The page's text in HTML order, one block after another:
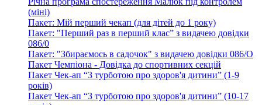
(міні)
Пакет: Мій перший чекап (для дітей до 1 року)
Пакет: "Перший раз в перший клас” з видачею довідки
086/0
Пакет: "Збираємось в садочок" з видачею довідки 086/О
Пакет Чемпіона - Довідка до спортивних секцій
Пакет Чек-ап “З турботою про здоров'я дитини” (1-9
років)
Пакет Чек-ап “З турботою про здоров'я дитини” (10-17